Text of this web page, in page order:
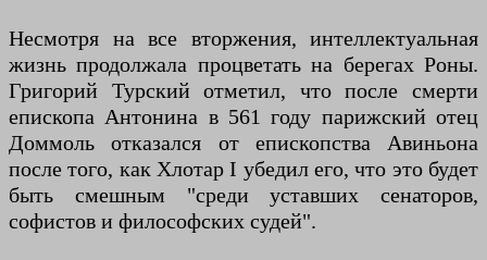
Несмотря на все вторжения, интеллектуальная
жизнь продолжала процветать на берегах Роны.
Григорий Турский отметил, что после смерти
епископа Антонина в 561 году парижский отец
Доммоль отказался от епископства Авиньона
после того, как Хлотар I убедил его, что это будет
быть смешным "среди уставших сенаторов,
софистов и философских судей".